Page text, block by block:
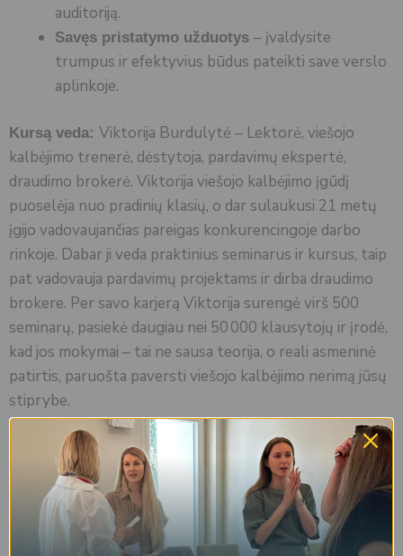
auditoriją.
Savęs pristatymo užduotys – įvaldysite
trumpus ir efektyvius būdus pateikti save verslo
aplinkoje.
Kursą veda: Viktorija Burdulytė – Lektorė, viešojo
kalbėjimo trenerė, dėstytoja, pardavimų ekspertė,
draudimo brokerė. Viktorija viešojo kalbėjimo įgūdį
puoselėja nuo pradinių klasių, o dar sulaukusi 21 metų
įgijo vadovaujančias pareigas konkurencingoje darbo
rinkoje. Dabar ji veda praktinius seminarus ir kursus, taip
pat vadovauja pardavimų projektams ir dirba draudimo
brokere. Per savo karjerą Viktorija surengė virš 500
seminarų, pasiekė daugiau nei 50 000 klausytojų ir įrodė,
kad jos mokymai – tai ne sausa teorija, o reali asmeninė
patirtis, paruošta paversti viešojo kalbėjimo nerimą jūsų
stiprybe.
Dėstytojo palinkėjimas:
Nebijok bijoti! Linkiu išdrįsti
kalbėti, drąsiai veikti ir pasiekti aukštumas savo versle!